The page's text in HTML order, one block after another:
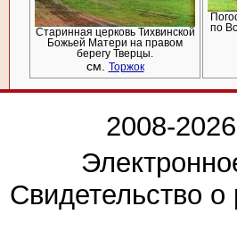
Старинная церковь Тихвинской
Божьей Матери на правом
берегу Тверцы.
см. Торжок
по
2008-
Свидетельство